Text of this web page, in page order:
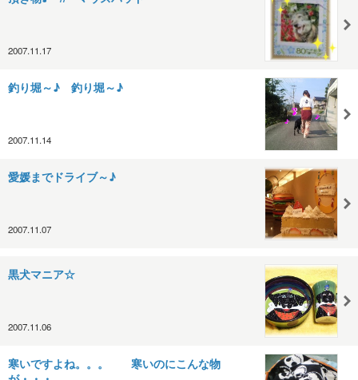
2007.11.17
釣り堀～♪ 釣り堀～♪
2007.11.14
愛媛までドライブ～♪
2007.11.07
黒犬マニア☆
2007.11.06
寒いですよね。。。 寒いのにこんな物